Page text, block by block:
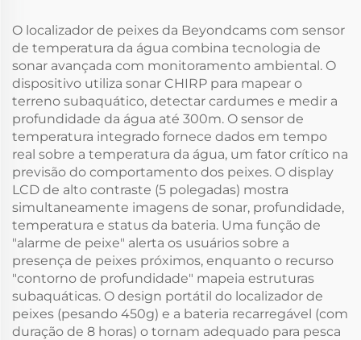
O localizador de peixes da Beyondcams com sensor
de temperatura da água combina tecnologia de
sonar avançada com monitoramento ambiental. O
dispositivo utiliza sonar CHIRP para mapear o
terreno subaquático, detectar cardumes e medir a
profundidade da água até 300m. O sensor de
temperatura integrado fornece dados em tempo
real sobre a temperatura da água, um fator crítico na
previsão do comportamento dos peixes. O display
LCD de alto contraste (5 polegadas) mostra
simultaneamente imagens de sonar, profundidade,
temperatura e status da bateria. Uma função de
"alarme de peixe" alerta os usuários sobre a
presença de peixes próximos, enquanto o recurso
"contorno de profundidade" mapeia estruturas
subaquáticas. O design portátil do localizador de
peixes (pesando 450g) e a bateria recarregável (com
duração de 8 horas) o tornam adequado para pesca